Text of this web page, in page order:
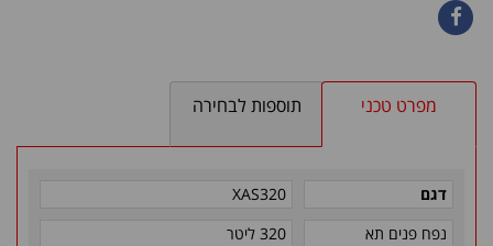
מפרט טכני תוספות לבחירה
דגם
XAS320
נפח פנים תא
320 ליטר